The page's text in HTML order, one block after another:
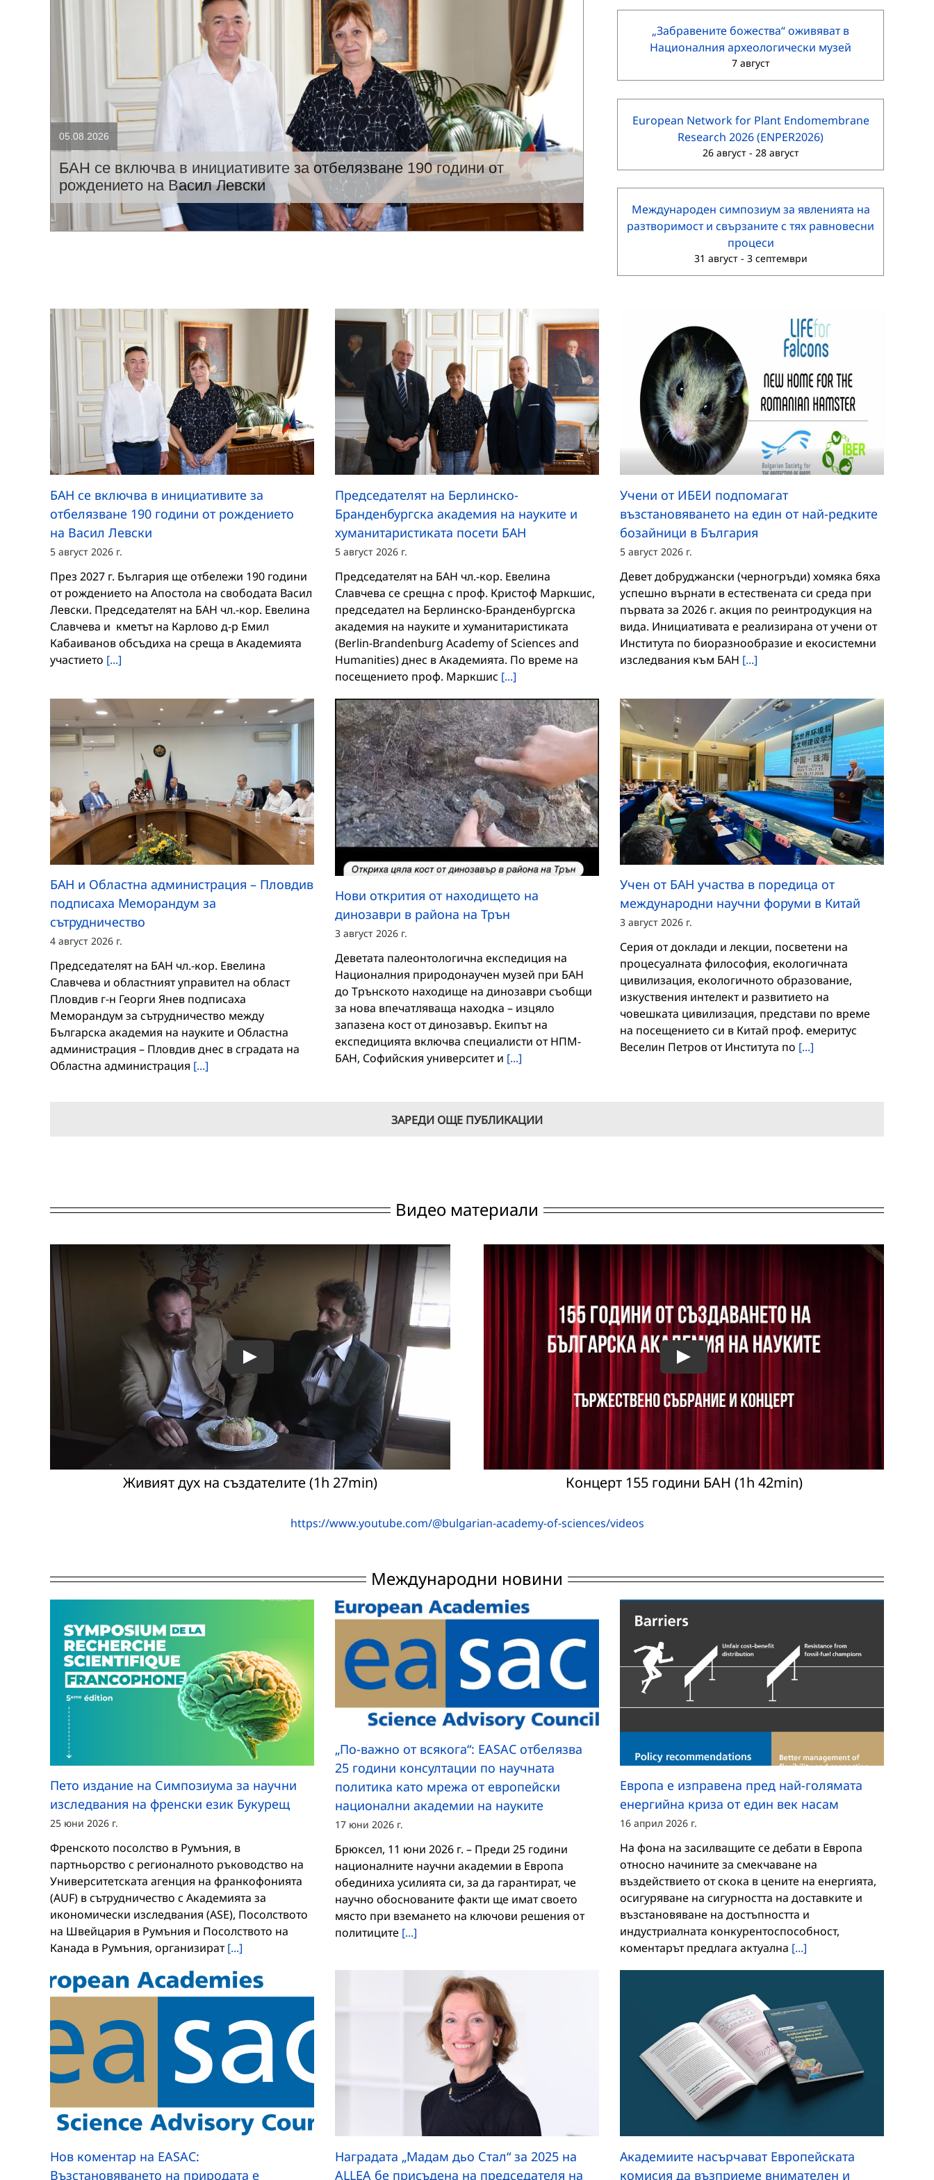
БАН се включва в инициативите за отбелязване 190 години от
рождението на Васил Левски
05.08.2026
„Забравените божества“ оживяват в
Националния археологически музей
7 август
European Network for Plant Endomembrane
Research 2026 (ENPER2026)
26 август- 28 август
Международен симпозиум за явленията на
разтворимост и свързаните с тях равновесни
процеси
31 август- 3 септември
БАН се включва в инициативите за
отбелязване 190 години от рождението
на Васил Левски
5 август 2026 г.
През 2027 г. България ще отбележи 190 години
от рождението на Апостола на свободата Васил
Левски. Председателят на БАН чл.-кор. Евелина
Славчева и кметът на Карлово д-р Емил
Кабаиванов обсъдиха на среща в Академията
участието [...]
Председателят на Берлинско-
Бранденбургска академия на науките и
хуманитаристиката посети БАН
5 август 2026 г.
Председателят на БАН чл.-кор. Евелина
Славчева се срещна с проф. Кристоф Маркшис,
председател на Берлинско-Бранденбургска
академия на науките и хуманитаристиката
(Berlin-Brandenburg Academy of Sciences and
Humanities) днес в Академията. По време на
посещението проф. Маркшис [...]
Учени от ИБЕИ подпомагат
възстановяването на един от най-редките
бозайници в България
5 август 2026 г.
Девет добруджански (черногръди) хомяка бяха
успешно върнати в естествената си среда при
първата за 2026 г. акция по реинтродукция на
вида. Инициативата е реализирана от учени от
Института по биоразнообразие и екосистемни
изследвания към БАН [...]
БАН и Областна администрация – Пловдив
подписаха Меморандум за
сътрудничество
4 август 2026 г.
Председателят на БАН чл.-кор. Евелина
Славчева и областният управител на област
Пловдив г-н Георги Янев подписаха
Меморандум за сътрудничество между
Българска академия на науките и Областна
администрация – Пловдив днес в сградата на
Областна администрация [...]
Нови открития от находището на
динозаври в района на Трън
3 август 2026 г.
Деветата палеонтологична експедиция на
Националния природонаучен музей при БАН
до Трънското находище на динозаври съобщи
за нова впечатляваща находка – изцяло
запазена кост от динозавър. Екипът на
експедицията включва специалисти от НПМ-
БАН, Софийския университет и [...]
Учен от БАН участва в поредица от
международни научни форуми в Китай
3 август 2026 г.
Серия от доклади и лекции, посветени на
процесуалната философия, екологичната
цивилизация, екологичното образование,
изкуствения интелект и развитието на
човешката цивилизация, представи по време
на посещението си в Китай проф. емеритус
Веселин Петров от Института по [...]
ЗАРЕДИ ОЩЕ ПУБЛИКАЦИИ
Видео материали
Живият дух на създателите (1h 27min) Концерт 155 години БАН (1h 42min)
https://www.youtube.com/@bulgarian-academy-of-sciences/videos
Международни новини
Пето издание на Симпозиума за научни
изследвания на френски език Букурещ
25 юни 2026 г.
Френското посолство в Румъния, в
партньорство с регионалното ръководство на
Университетската агенция на франкофонията
(AUF) в сътрудничество с Академията за
икономически изследвания (ASE), Посолството
на Швейцария в Румъния и Посолството на
Канада в Румъния, организират[...]
„По-важно от всякога“: EASAC отбелязва
25 години консултации по научната
политика като мрежа от европейски
национални академии на науките
17 юни 2026 г.
Брюксел, 11 юни 2026 г. – Преди 25 години
националните научни академии в Европа
обединиха усилията си, за да гарантират, че
научно обоснованите факти ще имат своето
място при вземането на ключови решения от
политиците [...]
Европа е изправена пред най-голямата
енергийна криза от един век насам
16 април 2026 г.
На фона на засилващите се дебати в Европа
относно начините за смекчаване на
въздействието от скока в цените на енергията,
осигуряване на сигурността на доставките и
възстановяване на достъпността и
индустриалната конкурентоспособност,
коментарът предлага актуална [...]
Нов коментар на EASAC:
Възстановяването на природата е
Наградата „Мадам дьо Стал“ за 2025 на
ALLEA бе присъдена на председателя на
Академиите насърчават Европейската
комисия да възприеме внимателен и